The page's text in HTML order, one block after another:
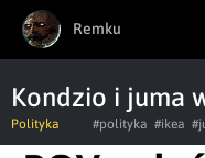
Remku
Kondzio i juma
Polityka #polityka #ikea